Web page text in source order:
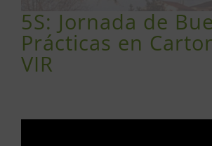
5S: Jornada de
Prácticas en
VIR